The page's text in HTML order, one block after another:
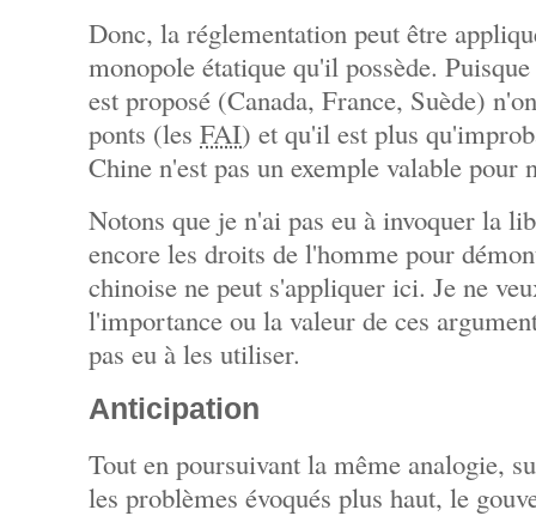
Donc, la réglementation peut être
monopole étatique qu'il possède.
est proposé (Canada, France, Suède)
ponts (les FAI) et qu'il est plus
Chine n'est pas un exemple valable pour
Notons que je n'ai pas eu à invoquer la
encore les droits de l'homme pour
chinoise ne peut s'appliquer ici. Je ne
l'importance ou la valeur de ces
pas eu à les utiliser.
Anticipation
Tout en poursuivant la même analogie,
les problèmes évoqués plus haut, le